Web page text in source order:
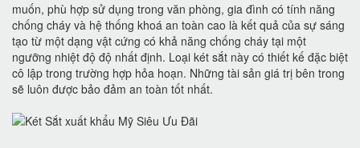
muốn, phù hợp sử dụng trong văn phòng, gia đình có tính năng
chống cháy và hệ thống khoá an toàn cao là kết quả của sự sáng
tạo từ một dạng vật cứng có khả năng chống cháy tại một
ngưỡng nhiệt độ độ nhất định. Loại két sắt này có thiết kế đặc biệt
cô lập trong trường hợp hỏa hoạn. Những tài sản giá trị bên trong
sẽ luôn được bảo đảm an toàn tốt nhất.